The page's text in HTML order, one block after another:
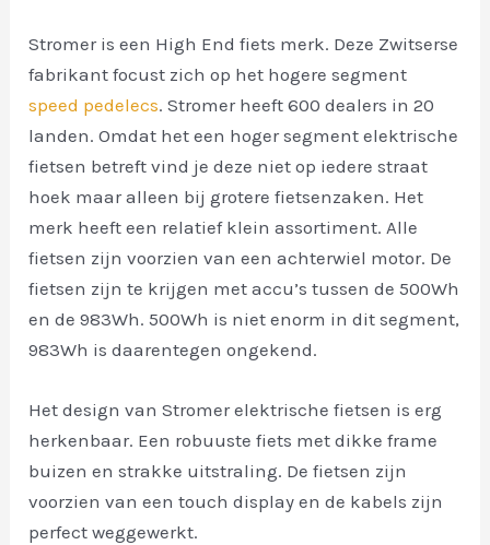
Stromer is een High End fiets merk. Deze Zwitserse
fabrikant focust zich op het hogere segment
speed pedelecs. Stromer heeft 600 dealers in 20
landen. Omdat het een hoger segment elektrische
fietsen betreft vind je deze niet op iedere straat
hoek maar alleen bij grotere fietsenzaken. Het
merk heeft een relatief klein assortiment. Alle
fietsen zijn voorzien van een achterwiel motor. De
fietsen zijn te krijgen met accu’s tussen de 500Wh
en de 983Wh. 500Wh is niet enorm in dit segment,
983Wh is daarentegen ongekend.
Het design van Stromer elektrische fietsen is erg
herkenbaar. Een robuuste fiets met dikke frame
buizen en strakke uitstraling. De fietsen zijn
voorzien van een touch display en de kabels zijn
perfect weggewerkt.